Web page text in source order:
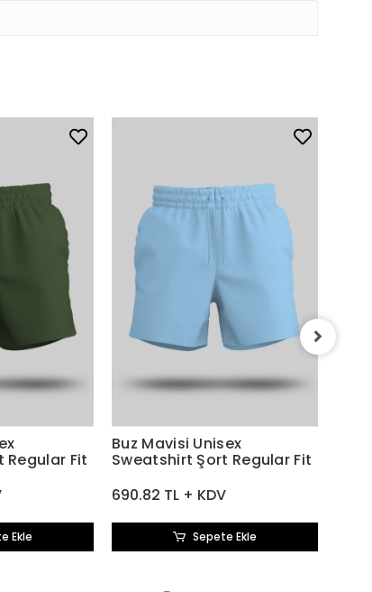
Regular Fit
Ekle
Buz Mavisi Unisex
Sweatshirt Şort Regular Fit
690.82 TL + KDV
Sepete Ekle